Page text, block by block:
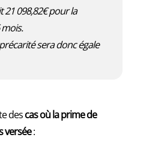
21 098,82€ pour la
sera donc égale
descas où la prime de
versée: